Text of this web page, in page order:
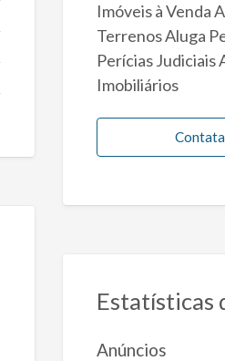
Imóveis à Venda
Terrenos Aluga
Perícias Judiciais
Imobiliários
Estatísticas
Anúncios